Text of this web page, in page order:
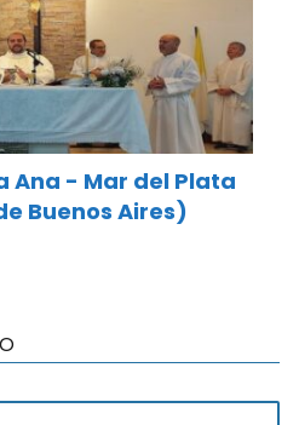
Ana - Mar del Plata
Buenos Aires)